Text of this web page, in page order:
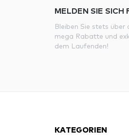
MELDEN SIE SICH
Bleiben Sie stets über
mega Rabatte und
dem Laufenden!
KATEGORIEN